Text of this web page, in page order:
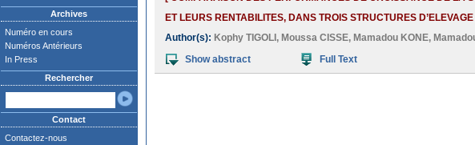
Archives
Numéro en cours
Numéros Antérieurs
In Press
Rechercher
Contact
Contactez-nous
ET LEURS RENTABILITES, DANS TROIS STRUCTURES D’ELEVAGE
Author(s): Kophy TIGOLI , Moussa CISSE, Mamadou KONE,
Show abstract
Full Text